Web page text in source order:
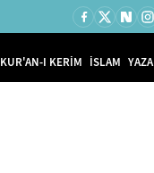
KUR'AN-I KERİM İSLAM